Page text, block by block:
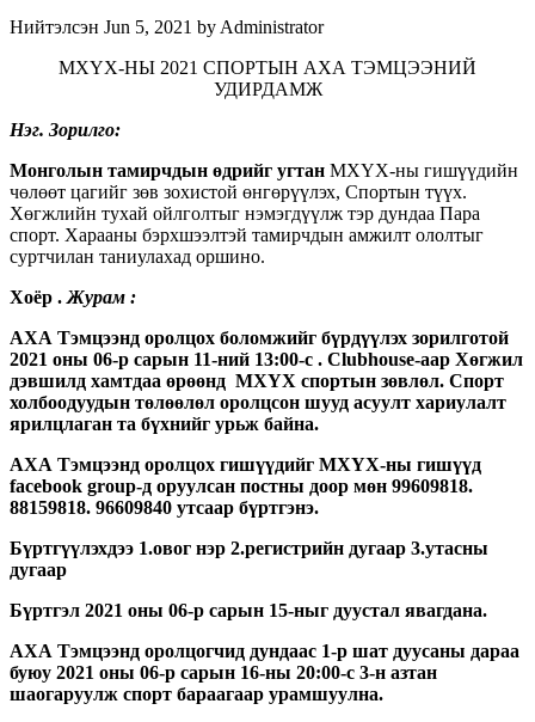
Нийтэлсэн Jun 5, 2021 by Administrator
МХҮХ-НЫ 2021 СПОРТЫН АХА ТЭМЦЭЭНИЙ
УДИРДАМЖ
Нэг. Зорилго:
Монголын тамирчдын өдрийг угтан МХҮХ-ны гишүүдийн
чөлөөт цагийг зөв зохистой өнгөрүүлэх, Спортын түүх.
Хөгжлийн тухай ойлголтыг нэмэгдүүлж тэр дундаа Пара
спорт. Харааны бэрхшээлтэй тамирчдын амжилт ололтыг
суртчилан таниулахад оршино.
Хоёр . Журам :
АХА Тэмцээнд оролцох боломжийг бүрдүүлэх зорилготой
2021 оны 06-р сарын 11-ний 13:00-с . Clubhouse-аар Хөгжил
дэвшилд хамтдаа өрөөнд МХҮХ спортын зөвлөл. Спорт
холбоодуудын төлөөлөл оролцсон шууд асуулт хариулалт
ярилцлаган та бүхнийг урьж байна.
АХА Тэмцээнд оролцох гишүүдийг МХҮХ-ны гишүүд
facebook group-д оруулсан постны доор мөн 99609818.
88159818. 96609840 утсаар бүртгэнэ.
Бүртгүүлэхдээ 1.овог нэр 2.регистрийн дугаар 3.утасны
дугаар
Бүртгэл 2021 оны 06-р сарын 15-ныг дуустал явагдана.
АХА Тэмцээнд оролцогчид дундаас 1-р шат дуусаны дараа
буюу 2021 оны 06-р сарын 16-ны 20:00-с 3-н азтан
шаогаруулж спорт бараагаар урамшуулна.